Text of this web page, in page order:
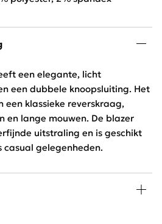
een elegante, licht
een dubbele knoopsluiting. Het
een klassieke reverskraag,
en lange mouwen. De blazer
uitstraling en is geschikt
casual gelegenheden.